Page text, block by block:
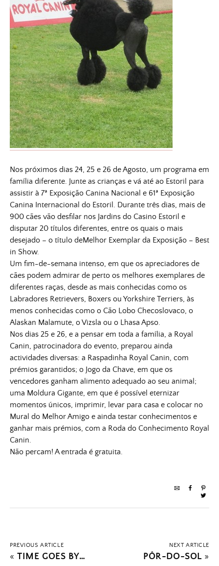
Nos próximos dias 24, 25 e 26 de Agosto, um programa em
família diferente. Junte as crianças e vá até ao Estoril para
assistir à 7ª Exposição Canina Nacional e 61ª Exposição
Canina Internacional do Estoril. Durante três dias, mais de
900 cães vão desfilar nos Jardins do Casino Estoril e
disputar 20 títulos diferentes, entre os quais o mais
desejado – o título deMelhor Exemplar da Exposição – Best
in Show.
Um fim-de-semana intenso, em que os apreciadores de
cães podem admirar de perto os melhores exemplares de
diferentes raças, desde as mais conhecidas como os
Labradores Retrievers, Boxers ou Yorkshire Terriers, às
menos conhecidas como o Cão Lobo Checoslovaco, o
Alaskan Malamute, o Vizsla ou o Lhasa Apso.
Nos dias 25 e 26, e a pensar em toda a família, a Royal
Canin, patrocinadora do evento, preparou ainda
actividades diversas: a Raspadinha Royal Canin, com
prémios garantidos; o Jogo da Chave, em que os
vencedores ganham alimento adequado ao seu animal;
uma Moldura Gigante, em que é possível eternizar
momentos únicos, imprimir, levar para casa e colocar no
Mural do Melhor Amigo e ainda testar conhecimentos e
ganhar mais prémios, com a Roda do Conhecimento Royal
Canin.
Não percam! A entrada é gratuita.
PREVIOUS ARTICLE
«TIME GOES BY…
NEXT ARTICLE
PÔR-DO-SOL »